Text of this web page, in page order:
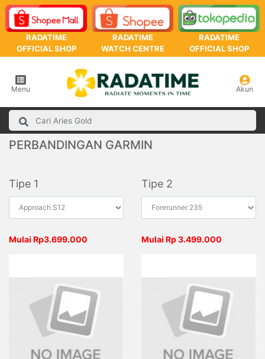
RADATIME
OFFICIAL SHOP
RADATIME
WATCH CENTRE
RADATIME
OFFICIAL SHOP
Menu Akun
PERBANDINGAN GARMIN
Tipe 1 Tipe 2
Mulai Rp3.699.000 Mulai Rp 3.499.000